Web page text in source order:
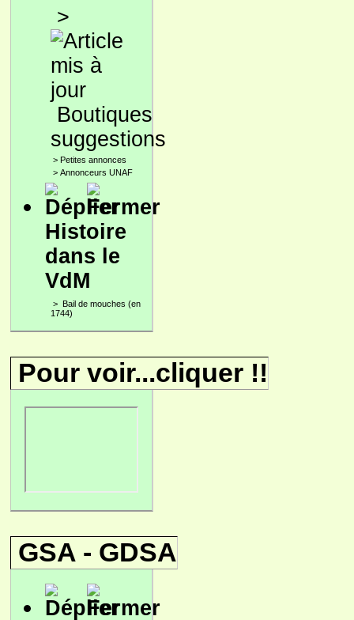
>
Boutiques
suggestions
> Petites annonces
> Annonceurs UNAF
Histoire
dans le
VdM
> Bail de mouches (en
1744)
Pour voir...cliquer !!
GSA - GDSA